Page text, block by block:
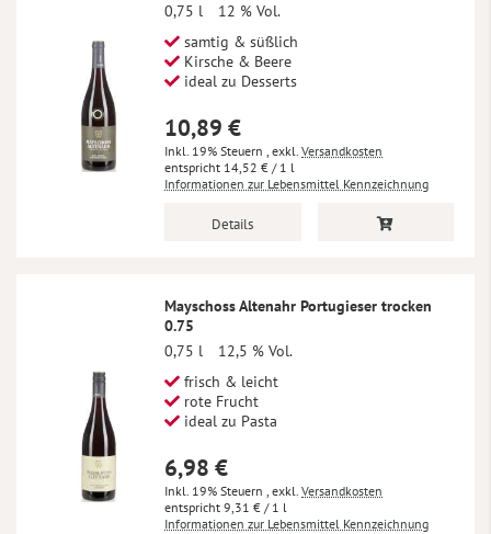
0,75 l
12 % Vol.
samtig & süßlich
Kirsche & Beere
ideal zu Desserts
10,89 €
Inkl. 19% Steuern , exkl. Versandkosten
14,52 € / 1 l
Informationen zur Lebensmittel Kennzeichnung
Details
Mayschoss Altenahr Portugieser trocken
0.75
0,75 l
12,5 % Vol.
frisch & leicht
rote Frucht
ideal zu Pasta
6,98 €
Inkl. 19% Steuern , exkl. Versandkosten
9,31 € / 1 l
Informationen zur Lebensmittel Kennzeichnung